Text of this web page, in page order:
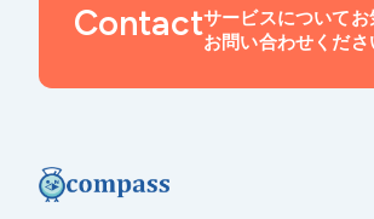
Contactサービスについてお
お問い合わせくださ